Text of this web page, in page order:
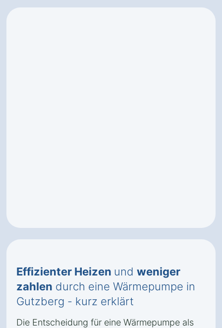
Effizienter Heizen und weniger
zahlen durch eine Wärmepumpe in
Gutzberg - kurz erklärt
Die Entscheidung für eine Wärmepumpe als